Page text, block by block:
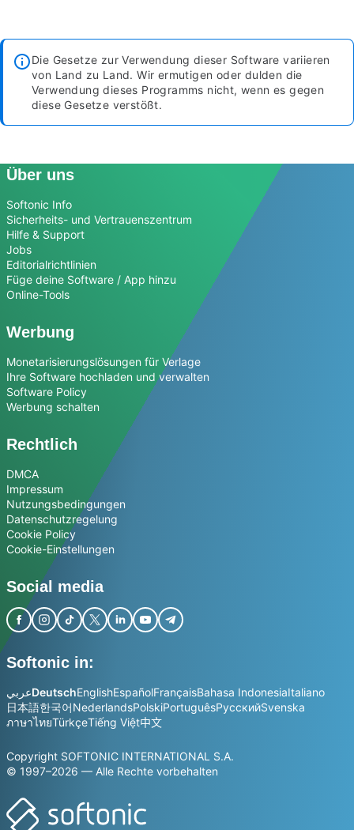
Die Gesetze zur Verwendung dieser Software variieren
von Land zu Land. Wir ermutigen oder dulden die
Verwendung dieses Programms nicht, wenn es gegen
diese Gesetze verstößt.
Über uns
Softonic Info
Sicherheits- und Vertrauenszentrum
Hilfe & Support
Jobs
Editorialrichtlinien
Füge deine Software / App hinzu
Online-Tools
Werbung
Monetarisierungslösungen für Verlage
Ihre Software hochladen und verwalten
Software Policy
Werbung schalten
Rechtlich
DMCA
Impressum
Nutzungsbedingungen
Datenschutzregelung
Cookie Policy
Cookie-Einstellungen
Social media
Softonic in:
عربيDeutschEnglishEspañolFrançaisBahasa IndonesiaItaliano
日本語한국어NederlandsPolskiPortuguêsРусскийSvenska
ภาษาไทยTürkçeTiếng Việt中文
Copyright SOFTONIC INTERNATIONAL S.A.
© 1997–2026 — Alle Rechte vorbehalten